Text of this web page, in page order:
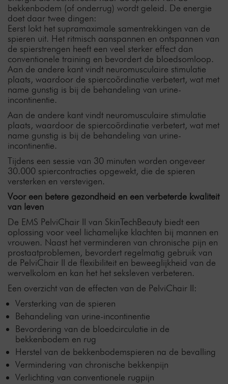
bekkenbodem (of onderrug) wordt geleid. De energie
doet daar twee dingen:
Eerst lokt het supramaximale samentrekkingen van de
spieren uit. Het ritmisch aanspannen en ontspannen van
de spierstrengen heeft een veel sterker effect dan
conventionele training en bevordert de bloedsomloop.
Aan de andere kant vindt neuromusculaire stimulatie
plaats, waardoor de spiercoördinatie verbetert, wat met
name gunstig is bij de behandeling van urine-
incontinentie.
Aan de andere kant vindt neuromusculaire stimulatie
plaats, waardoor de spiercoördinatie verbetert, wat met
name gunstig is bij de behandeling van urine-
incontinentie.
Tijdens een sessie van 30 minuten worden ongeveer
30.000 spiercontracties opgewekt, die de spieren
versterken en verstevigen.
Voor een betere gezondheid en een verbeterde kwaliteit
van leven
De EMS PelviChair II van SkinTechBeauty biedt een
oplossing voor veel lichamelijke klachten bij mannen en
vrouwen. Naast het verminderen van chronische pijn en
prostaatproblemen, bevordert regelmatig gebruik van
de PelviChair II de flexibiliteit en beweeglijkheid van de
wervelkolom en kan het het seksleven verbeteren.
Een overzicht van de effecten van de PelviChair II:
Versterking van de spieren
Behandeling van urine-incontinentie
Bevordering van de bloedcirculatie in de
bekkenbodem en rug
Herstel van de bekkenbodemspieren na de bevalling
Vermindering van chronische bekkenpijn
Verlichting van conventionele rugpijn